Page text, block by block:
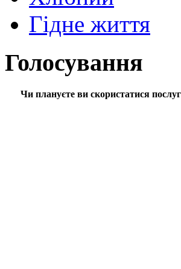
Гідне життя
Голосування
Чи плануєте ви скористатися